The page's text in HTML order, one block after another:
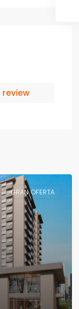
GRAN OFERTA